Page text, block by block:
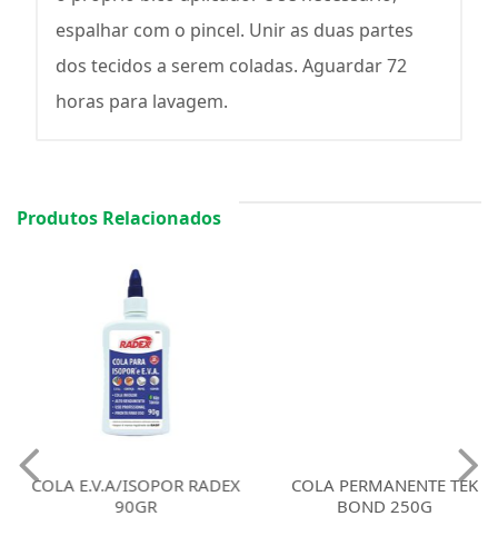
espalhar com o pincel. Unir as duas partes
dos tecidos a serem coladas. Aguardar 72
horas para lavagem.
Produtos Relacionados
COLA E.V.A/ISOPOR RADEX
90GR
COLA PERMANENTE TEK
BOND 250G